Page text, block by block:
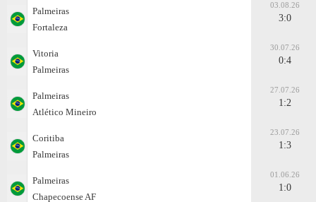
Palmeiras
Fortaleza
03.08.26
3:0
Vitoria
Palmeiras
30.07.26
0:4
Palmeiras
Atlético Mineiro
27.07.26
1:2
Coritiba
Palmeiras
23.07.26
1:3
Palmeiras
Chapecoense AF
01.06.26
1:0